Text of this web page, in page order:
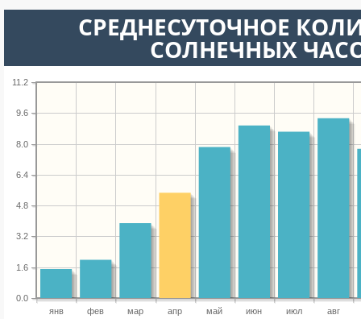
СРЕДНЕСУТОЧНОЕ
СОЛНЕЧНЫХ
янв фев мар апр май июн июл авг
0.0
1.6
3.2
4.8
6.4
8.0
9.6
11.2